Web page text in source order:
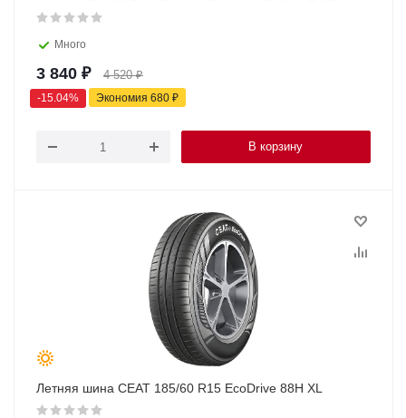
Много
3 840 ₽ 4 520₽
-15.04% Экономия 680 ₽
В корзину
Летняя шина CEAT 185/60 R15 EcoDrive 88H XL